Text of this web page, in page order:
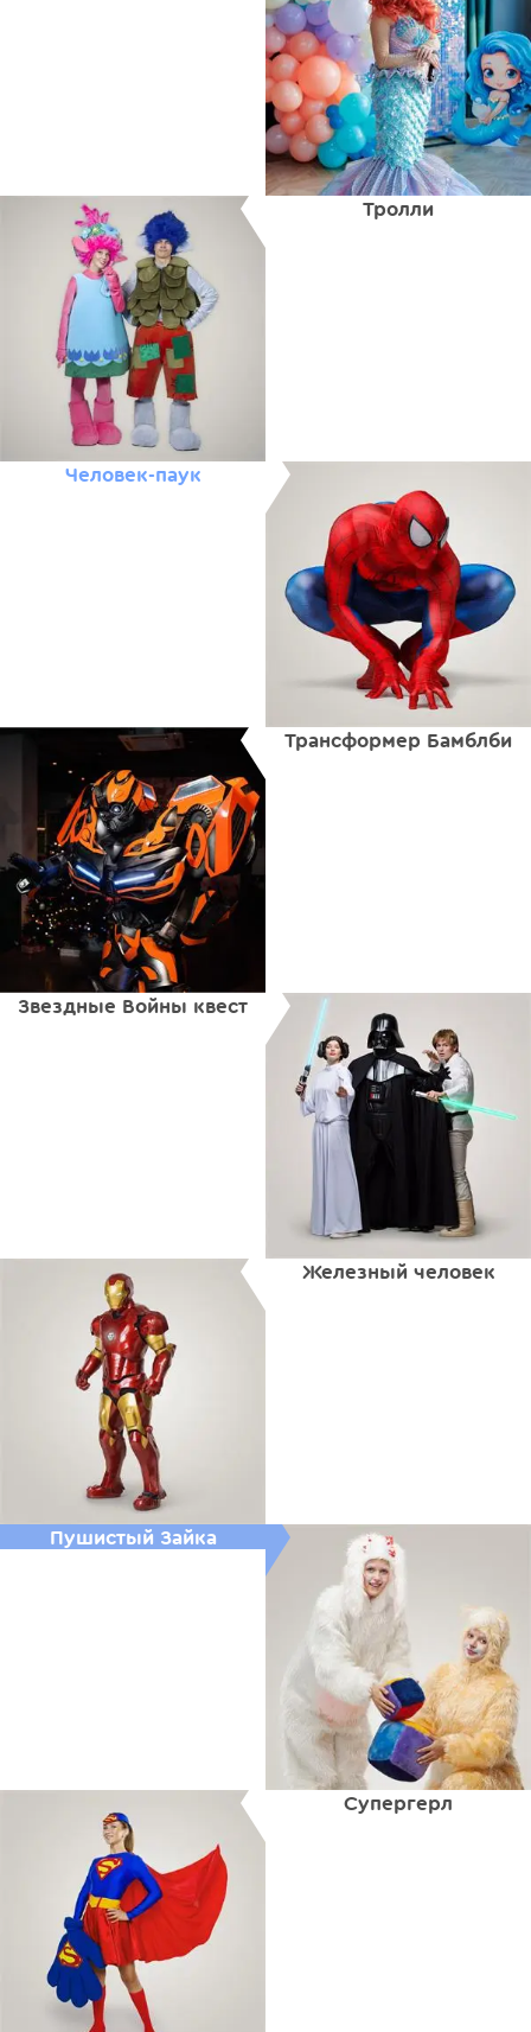
Тролли
Человек-паук
Трансформер Бамблби
Звездные Войны квест
Железный человек
Пушистый Зайка
Супергерл